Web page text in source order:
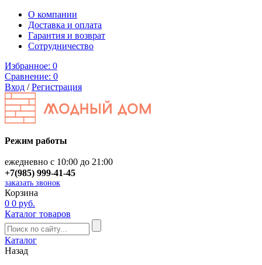
О компании
Доставка и оплата
Гарантия и возврат
Сотрудничество
Избранное: 0
Сравнение: 0
Вход /Регистрация
Режим работы
ежедневно с 10:00 до 21:00
+7(985) 999-41-45
заказать звонок
Корзина
0 0 руб.
Каталог товаров
Каталог
Назад